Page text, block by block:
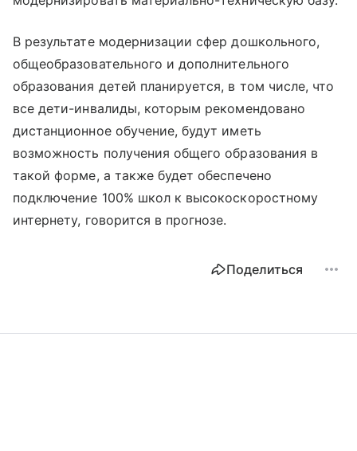
В результате модернизации сфер дошкольного,
общеобразовательного и дополнительного
образования детей планируется, в том числе, что
все дети-инвалиды, которым рекомендовано
дистанционное обучение, будут иметь
возможность получения общего образования в
такой форме, а также будет обеспечено
подключение 100% школ к высокоскоростному
интернету, говорится в прогнозе.
Поделиться